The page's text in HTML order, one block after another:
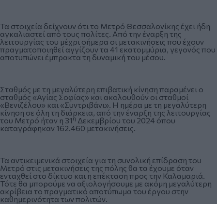
Τα στοιχεία δείχνουν ότι το Μετρό Θεσσαλονίκης έχει ήδη
αγκαλιαστεί από τους πολίτες. Από την έναρξη της
λειτουργίας του μέχρι σήμερα οι μετακινήσεις που έχουν
πραγματοποιηθεί αγγίζουν τα 41 εκατομμύρια, γεγονός που
αποτυπώνει έμπρακτα τη δυναμική του μέσου.
Σταθμός με τη μεγαλύτερη επιβατική κίνηση παραμένει ο
σταθμός «Αγίας Σοφίας» και ακολουθούν οι σταθμοί
«Βενιζέλου» και «Συντριβάνι». Η ημέρα με τη μεγαλύτερη
κίνηση σε όλη τη διάρκεια, από την έναρξη της λειτουργίας
του Μετρό ήταν η 31 η Δεκεμβρίου του 2024 όπου
καταγράφηκαν 162.460 μετακινήσεις.
Τα αντικειμενικά στοιχεία για τη συνολική επίδραση του
Μετρό στις μετακινήσεις της πόλης θα τα έχουμε όταν
ενταχθεί στο δίκτυο και η επέκταση προς την Καλαμαριά.
Τότε θα μπορούμε να αξιολογήσουμε με ακόμη μεγαλύτερη
ακρίβεια το πραγματικό αποτύπωμα του έργου στην
καθημερινότητα των πολιτών.